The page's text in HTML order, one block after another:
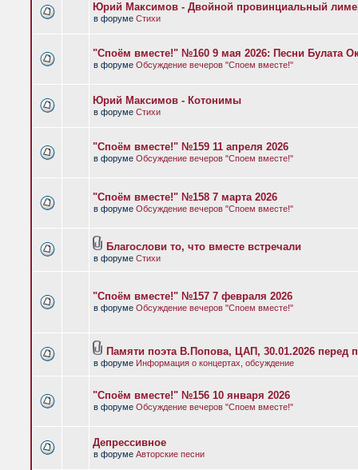
Юрий Максимов - Двойной провинциальный
в форуме Стихи
"Споём вместе!" №160 9 мая 2026: Песни Булата
в форуме Обсуждение вечеров "Споем вместе!"
Юрий Максимов - Котонимы
в форуме Стихи
"Споём вместе!" №159 11 апреля 2026
в форуме Обсуждение вечеров "Споем вместе!"
"Споём вместе!" №158 7 марта 2026
в форуме Обсуждение вечеров "Споем вместе!"
Благослови то, что вместе встречали
в форуме Стихи
"Споём вместе!" №157 7 февраля 2026
в форуме Обсуждение вечеров "Споем вместе!"
Памяти поэта В.Попова, ЦАП, 30.01.2026 перед
в форуме Информация о концертах, обсуждение
"Споём вместе!" №156 10 января 2026
в форуме Обсуждение вечеров "Споем вместе!"
Депрессивное
в форуме Авторские песни